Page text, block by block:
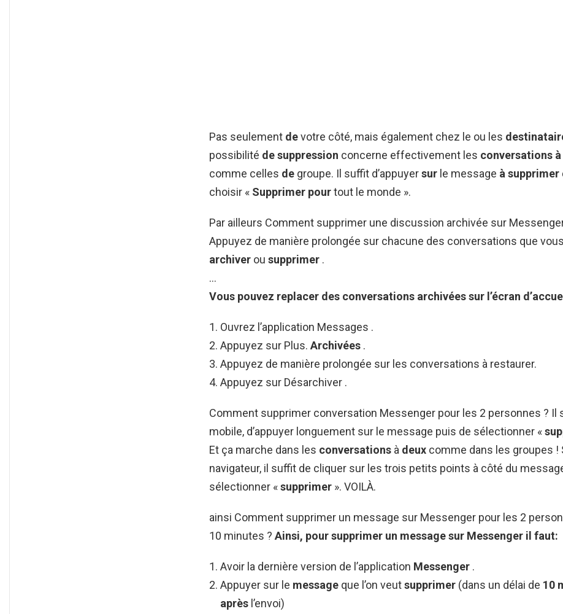
Pas seulement devotre côté, mais également chez le ou les
possibilité de suppression concerne effectivement les conversations à
comme celles de groupe. Il suffit d’appuyersur le message à supprimer
choisir « Supprimer pourtout le monde ».
Par ailleurs Comment supprimer une discussion archivée sur
Appuyez de manière prolongée sur chacune des conversations que
archiver ou supprimer .
…
Vous pouvez replacer des conversations archivéessur l’écran
Ouvrez l’application Messages .
Appuyez sur Plus. Archivées .
Appuyez de manière prolongée sur les conversations à restaurer.
Appuyez sur Désarchiver .
Comment supprimer conversation Messenger pour les 2 personnes ? Il
mobile, d’appuyer longuement sur le message puis de sélectionner «
Et ça marche dans les conversations à deux comme dans les groupes !
navigateur, il suffit de cliquer sur les trois petits points à côté du
sélectionner «supprimer ». VOILÀ.
ainsi Comment supprimer un message sur Messenger pour les 2
10 minutes ? Ainsi, pour supprimer un message sur Messenger il faut:
Avoir la dernière version de l’application Messenger .
Appuyer sur le message que l’on veutsupprimer (dans un délai de 10
après l’envoi)